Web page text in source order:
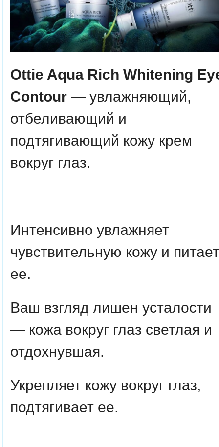
Ottie Aqua Rich Whitening
Contour — увлажняющий,
отбеливающий и
подтягивающий кожу крем
вокруг глаз.
Интенсивно увлажняет
чувствительную кожу и питает
ее.
Ваш взгляд лишен усталости
— кожа вокруг глаз светлая и
отдохнувшая.
Укрепляет кожу вокруг глаз,
подтягивает ее.